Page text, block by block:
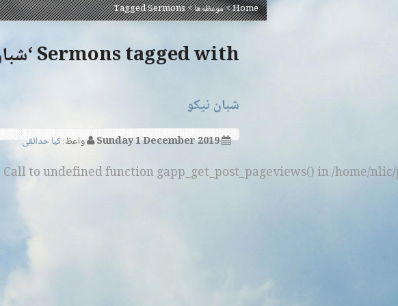
Home
>موعظه‌ها>
Tagged Sermons
Sermons tagged with ‘شبان’
شبان نیکو
Sunday 1 December 2019 واعظ:کیا حدائقی
Call to undefined function gapp_get_post_pageviews() in /